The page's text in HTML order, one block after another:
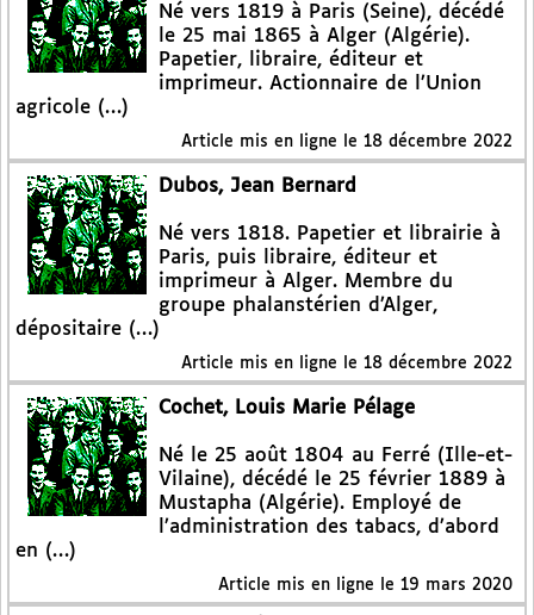
Né vers 1819 à Paris (Seine), décédé
le 25 mai 1865 à Alger (Algérie).
Papetier, libraire, éditeur et
imprimeur. Actionnaire de l’Union
agricole (…)
Article mis en ligne le 18 décembre 2022
Dubos, Jean Bernard
Né vers 1818. Papetier et librairie à
Paris, puis libraire, éditeur et
imprimeur à Alger. Membre du
groupe phalanstérien d’Alger,
dépositaire (…)
Article mis en ligne le 18 décembre 2022
Cochet, Louis Marie Pélage
Né le 25 août 1804 au Ferré (Ille-et-
Vilaine), décédé le 25 février 1889 à
Mustapha (Algérie). Employé de
l’administration des tabacs, d’abord
en (…)
Article mis en ligne le 19 mars 2020